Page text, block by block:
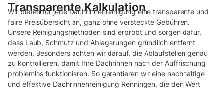
Transparente Kalkulation
Wir bieten für jede Dachrinnenreinigung eine transparente und
faire Preisübersicht an, ganz ohne versteckte Gebühren.
Unsere Reinigungsmethoden sind erprobt und sorgen dafür,
dass Laub, Schmutz und Ablagerungen gründlich entfernt
werden. Besonders achten wir darauf, die Ablaufstellen genau
zu kontrollieren, damit Ihre Dachrinnen nach der Auffrischung
problemlos funktionieren. So garantieren wir eine nachhaltige
und effektive Dachrinnenreinigung Renningen, die den Wert